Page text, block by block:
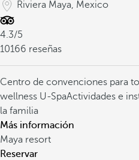
Riviera Maya, Mexico
4.3/5
10166 reseñas
Centro de convenciones para
wellness U-SpaActividades e
la familia
Más información
Maya resort
Reservar